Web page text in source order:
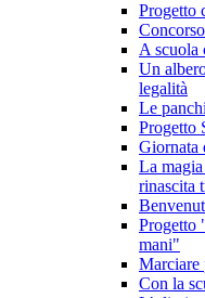
Progetto
A scuola
Un
legalità
Le
Progetto
Giornata
La
rinascita
Progetto
mani"
Marciare
Con la